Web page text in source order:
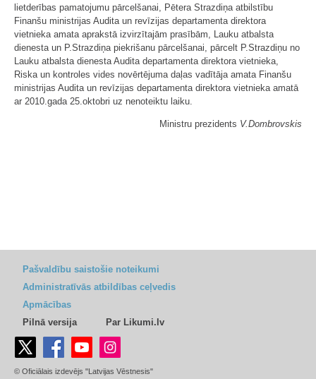
lietderības pamatojumu pārcelšanai, Pētera Strazdiņa atbilstību
Finanšu ministrijas Audita un revīzijas departamenta direktora
vietnieka amata aprakstā izvirzītajām prasībām, Lauku atbalsta
dienesta un P.Strazdiņa piekrišanu pārcelšanai, pārcelt P.Strazdiņu no
Lauku atbalsta dienesta Audita departamenta direktora vietnieka,
Riska un kontroles vides novērtējuma daļas vadītāja amata Finanšu
ministrijas Audita un revīzijas departamenta direktora vietnieka amatā
ar 2010.gada 25.oktobri uz nenoteiktu laiku.
Ministru prezidents V.Dombrovskis
Pašvaldību saistošie noteikumi
Administratīvās atbildības ceļvedis
Apmācības
Pilnā versija
Par Likumi.lv
© Oficiālais izdevējs "Latvijas Vēstnesis"